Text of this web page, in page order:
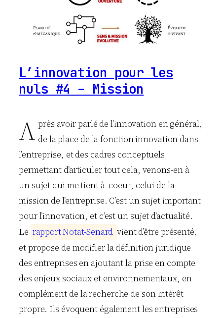
L’innovation pour les
nuls #4 – Mission
A près avoir parlé de l’innovation en général,
de la place de la fonction innovation dans
l’entreprise, et des cadres conceptuels
permettant d’articuler tout cela, venons-en à
un sujet qui me tient à coeur, celui de la
mission de l’entreprise. C’est un sujet important
pour l’innovation, et c’est un sujet d’actualité.
Le rapportNotat-Senard vient d’être présenté,
et propose de modifier la définition juridique
des entreprises en ajoutant la prise en compte
des enjeux sociaux et environnementaux, en
complément de la recherche de son intérêt
propre. Ils évoquent également les entreprises